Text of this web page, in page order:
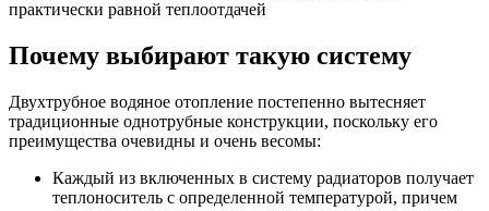
практически равной теплоотдачей
Почему выбирают такую систему
Двухтрубное водяное отопление постепенно вытесняет
традиционные однотрубные конструкции, поскольку его
преимущества очевидны и очень весомы:
Каждый из включенных в систему радиаторов получает
теплоноситель с определенной температурой, причем